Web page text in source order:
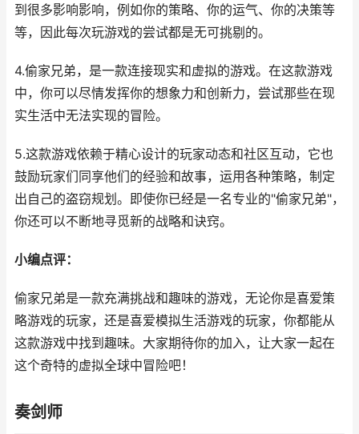
到很多影响影响，例如你的策略、你的运气、你的决策等
等，因此每次玩游戏的尝试都是无可挑剔的。
4.偷家兄弟，是一款连接现实和虚拟的游戏。在这款游戏
中，你可以尽情发挥你的想象力和创新力，尝试那些在现
实生活中无法实现的冒险。
5.这款游戏依赖于精心设计的玩家动态和社区互动，它也
鼓励玩家们同享他们的经验和故事，运用各种策略，制定
出自己的盗窃规划。即使你已经是一名专业的"偷家兄弟"，
你还可以不断地寻觅新的战略和诀窍。
小编点评：
偷家兄弟是一款充满挑战和趣味的游戏，无论你是喜爱策
略游戏的玩家，还是喜爱模拟生活游戏的玩家，你都能从
这款游戏中找到趣味。大家期待你的加入，让大家一起在
这个奇特的虚拟全球中冒险吧！
奏剑师